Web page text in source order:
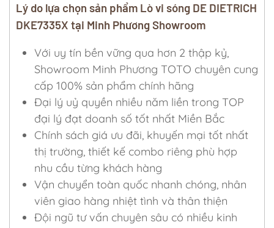
Lý do lựa chọn sản phẩm Lò vi sóng DE DIETRICH
DKE7335X tại Minh Phương Showroom
Với uy tín bền vững qua hơn 2 thập kỷ,
Showroom Minh Phương TOTO chuyên cung
cấp 100% sản phẩm chính hãng
Đại lý uỷ quyền nhiều năm liền trong TOP
đại lý đạt doanh số tốt nhất Miền Bắc
Chính sách giá ưu đãi, khuyến mại tốt nhất
thị trường, thiết kế combo riêng phù hợp
nhu cầu từng khách hàng
Vận chuyển toàn quốc nhanh chóng, nhân
viên giao hàng nhiệt tình và thân thiện
Đội ngũ tư vấn chuyên sâu có nhiều kinh